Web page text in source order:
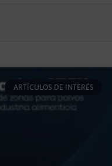
ARTÍCULOS DE INTERÉS